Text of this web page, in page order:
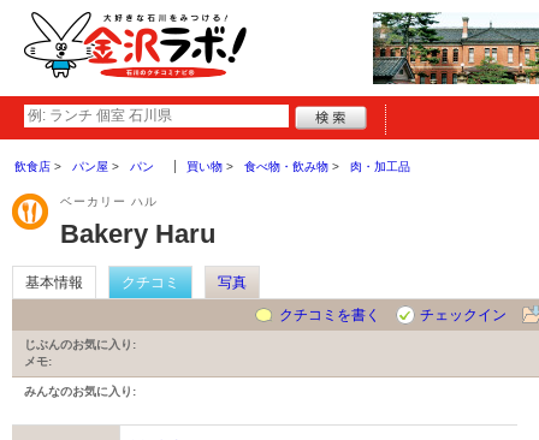
飲食店 パン屋 パン 買い物 食べ物・飲み物 肉・加工品
ベーカリー ハル
Bakery Haru
基本情報 クチコミ
写真
クチコミを書く
チェックイン
じぶんのお気に入り:
メモ:
みんなのお気に入り: